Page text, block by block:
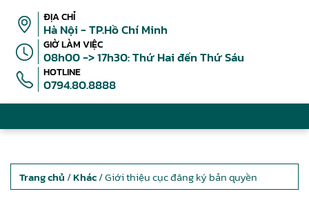
ĐỊA CHỈ
Hà Nội - TP.Hồ Chí Minh
GIỜ LÀM VIỆC
08h00 -> 17h30: Thứ Hai đến Thứ Sáu
HOTLINE
0794.80.8888
Trang chủ /Khác/ Giới thiệu cục đăng ký bản quyền